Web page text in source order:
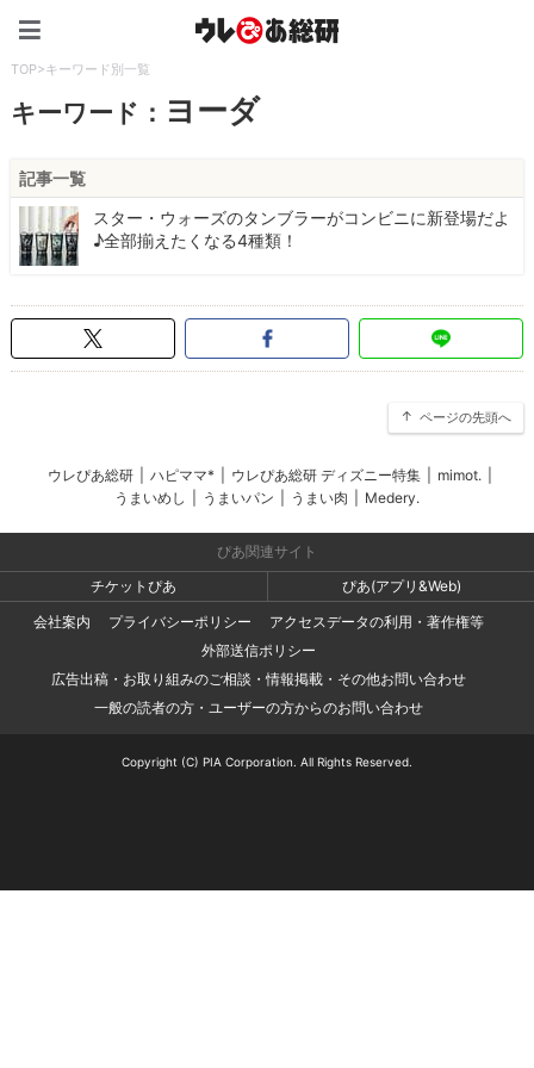
TOP>キーワード別一覧
キーワード： ヨーダ
記事一覧
スター・ウォーズのタンブラーがコンビニに新登場だよ
♪全部揃えたくなる4種類！
ページの先頭へ
ウレぴあ総研 ハピママ* ウレぴあ総研 ディズニー特集 mimot.
うまいめし
うまいパン うまい肉 Medery.
ぴあ関連サイト
チケットぴあ
ぴあ(アプリ&Web)
会社案内
プライバシーポリシー
アクセスデータの利用・著作権等
外部送信ポリシー
広告出稿・お取り組みのご相談・情報掲載・その他お問い合わせ
一般の読者の方・ユーザーの方からのお問い合わせ
Copyright (C) PIA Corporation. All Rights Reserved.